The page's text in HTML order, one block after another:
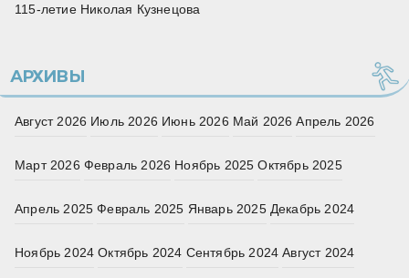
115‑летие Николая Кузнецова
АРХИВЫ
Август 2026 Июль 2026 Июнь 2026 Май 2026 Апрель 2026
Март 2026 Февраль 2026 Ноябрь 2025 Октябрь 2025
Апрель 2025 Февраль 2025 Январь 2025 Декабрь 2024
Ноябрь 2024 Октябрь 2024 Сентябрь 2024 Август 2024